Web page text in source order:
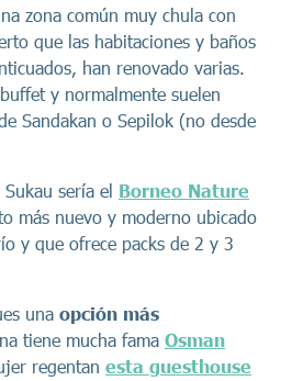
zona común muy chula con
que las habitaciones y baños
han renovado varias.
y normalmente suelen
Sandakan o Sepilok (no desde
sería el Borneo Nature
más nuevo y moderno ubicado
y que ofrece packs de 2 y 3
una opción más
tiene mucha fama Osman
regentan esta guesthouse